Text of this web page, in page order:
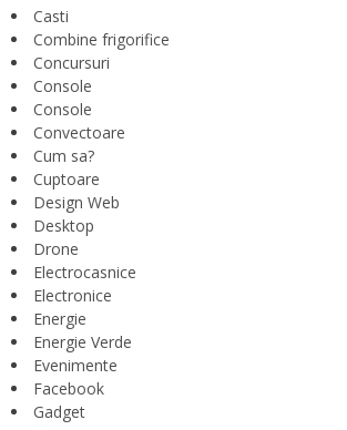
Casti
Combine frigorifice
Concursuri
Console
Console
Convectoare
Cum sa?
Cuptoare
Design Web
Desktop
Drone
Electrocasnice
Electronice
Energie
Energie Verde
Evenimente
Facebook
Gadget